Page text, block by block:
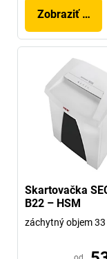
Zobraziť
Skartovačka
B22 – HSM
záchytný objem 33 l